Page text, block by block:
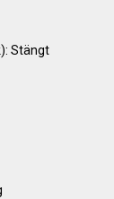
Stängt